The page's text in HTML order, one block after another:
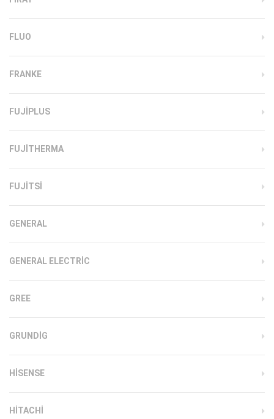
FLUO
FRANKE
FUJIPLUS
FUJITHERMA
FUJITSI
GENERAL
GENERAL ELECTRIC
GREE
GRUNDIG
HISENSE
HITACHI